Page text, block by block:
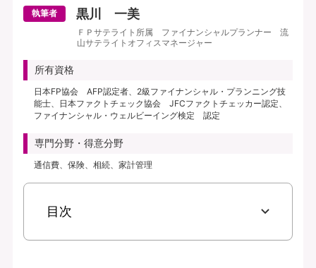
執筆者 黒川 一美
ＦＰサテライト所属 ファイナンシャルプランナー 流
山サテライトオフィスマネージャー
所有資格
日本FP協会 AFP認定者、2級ファイナンシャル・プランニング技
能士、日本ファクトチェック協会 JFCファクトチェッカー認定、
ファイナンシャル・ウェルビーイング検定 認定
専門分野・得意分野
通信費、保険、相続、家計管理
目次